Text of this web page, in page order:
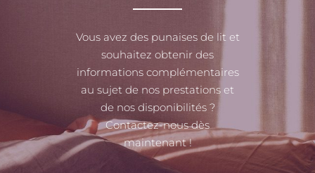
Vous avez des punaises de lit et
souhaitez obtenir des
informations complémentaires
au sujet de nos prestations et
de nos disponibilités ?
Contactez-nous dès
maintenant !